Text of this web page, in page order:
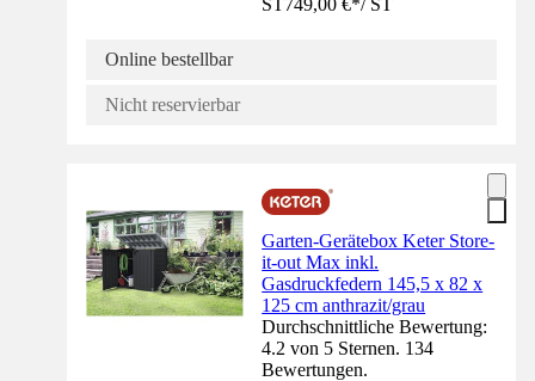
Online bestellbar
Nicht reservierbar
Garten-Gerätebox Keter Store-
it-out Max inkl.
Gasdruckfedern 145,5 x 82 x
125 cm anthrazit/grau
Durchschnittliche Bewertung:
4.2 von 5 Sternen. 134
Bewertungen.